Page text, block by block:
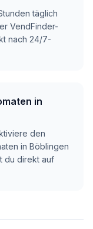
täglich
VendFinder-
nach 24/7-
in
den
in Böblingen
du direkt auf